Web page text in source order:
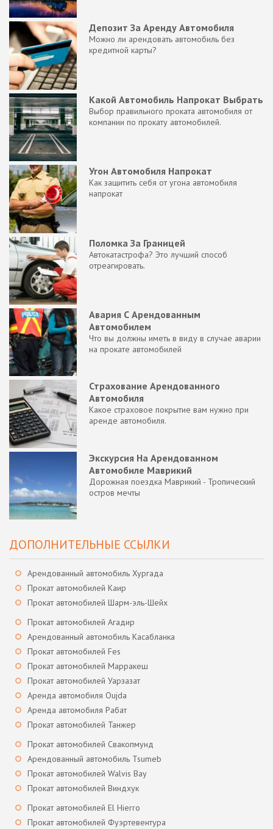
Депозит За Аренду Автомобиля
Можно ли арендовать автомобиль без
кредитной карты?
Какой Автомобиль Напрокат Выбрать
Выбор правильного проката автомобиля от
компании по прокату автомобилей.
Угон Автомобиля Напрокат
Как защитить себя от угона автомобиля
напрокат
Поломка За Границей
Автокатастрофа? Это лучший способ
отреагировать.
Авария С Арендованным
Автомобилем
Что вы должны иметь в виду в случае аварии
на прокате автомобилей
Страхование Арендованного
Автомобиля
Какое страховое покрытие вам нужно при
аренде автомобиля.
Экскурсия На Арендованном
Автомобиле Маврикий
Дорожная поездка Маврикий - Тропический
остров мечты
ДОПОЛНИТЕЛЬНЫЕ ССЫЛКИ
Арендованный автомобиль Хургада
Прокат автомобилей Каир
Прокат автомобилей Шарм-эль-Шейх
Прокат автомобилей Агадир
Арендованный автомобиль Касабланка
Прокат автомобилей Fes
Прокат автомобилей Марракеш
Прокат автомобилей Уарзазат
Аренда автомобиля Oujda
Аренда автомобиля Рабат
Прокат автомобилей Танжер
Прокат автомобилей Свакопмунд
Арендованный автомобиль Tsumeb
Прокат автомобилей Walvis Bay
Прокат автомобилей Виндхук
Прокат автомобилей El Hierro
Прокат автомобилей Фуэртевентура